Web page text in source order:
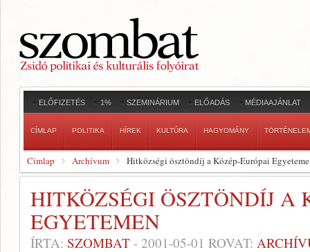
ELŐFIZETÉS 1% SZEMINÁRIUM ELŐADÁS MÉDIAAJÁNLAT
CÍMLAP POLITIKA HÍREK KULTÚRA HAGYOMÁNY
Címlap Archívum Hitközségi ösztöndíj a Közép-Európai
HITKÖZSÉGI ÖSZTÖNDÍJ A
EGYETEMEN
ÍRTA: SZOMBAT - 2001-05-01 ROVAT: